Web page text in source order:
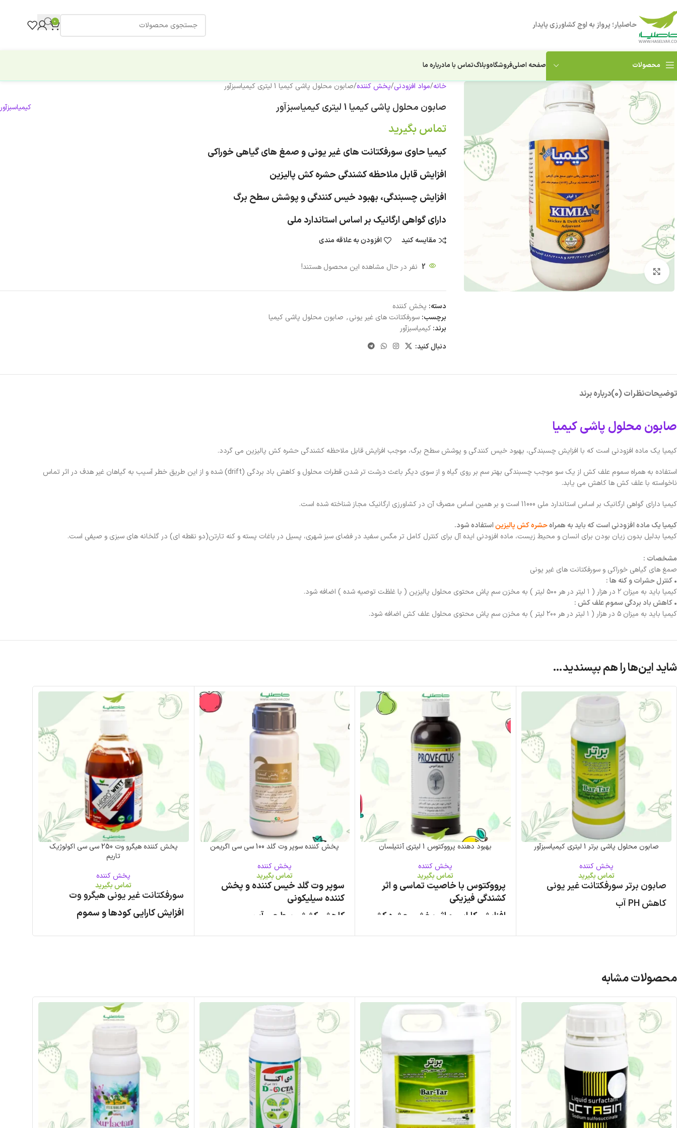
حاصلیار؛ پرواز به اوج کشاورزی پایدار 0
محصولات صفحه اصلیفروشگاهوبلاگتماس با مادرباره ما
بزرگنمایی تصویر
خانه مواد افزودنی پخش کننده صابون محلول پاشی كيميا 1 لیتری کیمیاسبزآور
کیمیاسبزآور
صابون محلول پاشی كيميا 1 لیتری کیمیاسبزآور
تماس بگیرید
كيميا حاوی سورفکتانت های غیر یونی و صمغ های گياهی خوراكی
افزایش قابل ملاحظه کشندگی حشره کش پالیزین
افزایش چسبندگی، بهبود خیس کنندگی و پوشش سطح برگ
دارای گواهی ارگانیک بر اساس استاندارد ملی
مقایسه کنید افزودن به علاقه مندی
2 نفر در حال مشاهده این محصول هستند!
دسته: پخش کننده
برچسب: سورفکتانت های غیر یونی, صابون محلول پاشی كيميا
برند:کیمیاسبزآور
دنبال کنید:
توضیحاتنظرات (0) درباره برند
صابون محلول پاشیكيميا
كيميا یک ماده افزودنی است که با افزایش چسبندگی، بهبود خیس کنندگی و پوشش سطح برگ، موجب افزایش قابل ملاحظه کشندگی حشره کش پالیزین می گردد.
استفاده به همراه سموم علف کش از یک سو موجب چسبندگی بهتر سم بر روی گیاه و از سوی دیگر باعث درشت تر شدن قطرات محلول و كاهش باد بردگی (drift) شده و از این طریق خطر آسیب به گیاهان غیر هدف در اثر تماس
ناخواسته با علف کش ها کاهش می یابد.
کیمیا دارای گواهی ارگانیک بر اساس استاندارد ملی 11000 است و بر همین اساس مصرف آن در کشاورزی ارگانیک مجاز شناخته شده است.
کیمیا یک ماده افزودنی است که باید به همراهحشره کش پالیزیناستفاده شود.
کیمیا بدلیل بدون زیان بودن برای انسان و محیط زیست، ماده افزودنی ایده آل برای کنترل کامل تر مگس سفید در فضای سبز شهری، پسیل در باغات پسته و کنه تارتن(دو نقطه ای) در گلخانه های سبزی و صیفی است.
مشخصات :
صمغ هاي گياهی خوراكی و سورفکتانت های غیر یونی
• کنترل حشرات و کنه ها :
كيميا بايد به ميزان ۲ در هزار ( ۱ لیتر در هر ۵۰۰ لیتر ) به مخزن سم پاش محتوي محلول پالیزین ( با غلظت توصیه شده ) اضافه شود.
• کاهش باد بردگی سموم علف کش :
كيميا بايد به ميزان ۵ در هزار ( ۱ لیتر در هر ۲۰۰ لیتر ) به مخزن سم پاش محتوي محلول علف کش اضافه شود.
شاید این‌ها را هم بپسندید…
صابون محلول پاشی برتر 1 لیتری کیمیاسبزآور
پخش کننده
تماس بگیرید
صابون برتر سورفکتانت غیر یونی
کاهش PH آب
پاش
بهبود‌ دهنده پرووکتوس 1 لیتری آنتیلسان
پخش کننده
تماس بگیرید
پرووکتوس با خاصیت تماسی و اثر
کشندگی فیزیکی
افزایش کارایی و اثر بخشی حشره کش
قابل استفادهبا سایر حشره کش هابه
جز روغن های زمستانه و تابستانه
پخش کننده سوپر وت گلد 100 سی سی اگریمن
پخش کننده
تماس بگیرید
سوپر وت گلد خیس کننده و پخش
کننده سیلیکونی
کاهش کشش سطحی آب
افزایش کارایی محلولپاشی
پخش کننده هیگرو وت 250 سی سی اکولوژیک
تاریم
پخش کننده
تماس بگیرید
سورفکتانت غیر یونی هیگرو وت
افزایش کارایی کودها و سموم
محصولات مشابه